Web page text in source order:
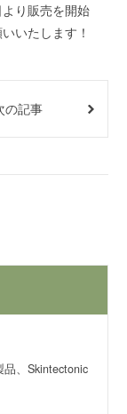
り販売を開始
いたします！
の記事
、Skintectonic